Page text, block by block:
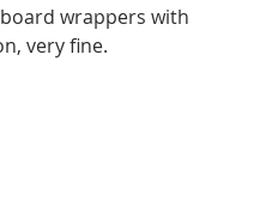
wrappers with
very fine.